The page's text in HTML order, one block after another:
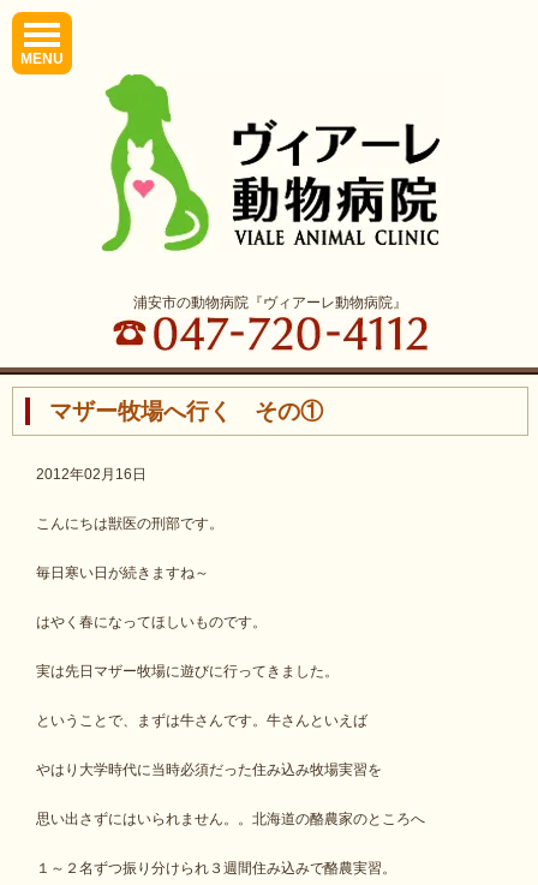
MENU
浦安市の動物病院『ヴィアーレ動物病院』
マザー牧場へ行く その①
2012年02月16日
こんにちは獣医の刑部です。
毎日寒い日が続きますね～
はやく春になってほしいものです。
実は先日マザー牧場に遊びに行ってきました。
ということで、まずは牛さんです。牛さんといえば
やはり大学時代に当時必須だった住み込み牧場実習を
思い出さずにはいられません。。北海道の酪農家のところへ
１～２名ずつ振り分けられ３週間住み込みで酪農実習。